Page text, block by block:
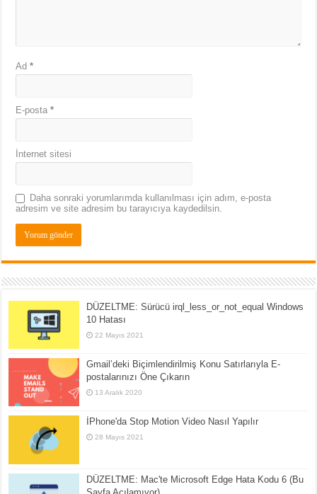
Ad*
E-posta*
İnternet sitesi
Daha sonraki yorumlarımda kullanılması için adım, e-posta
adresim ve site adresim bu tarayıcıya kaydedilsin.
DÜZELTME: Sürücü irql_less_or_not_equal Windows
10 Hatası
22 Mayıs 2021
Gmail’deki Biçimlendirilmiş Konu Satırlarıyla E-
postalarınızı Öne Çıkarın
13 Aralık 2020
İPhone'da Stop Motion Video Nasıl Yapılır
28 Mayıs 2021
DÜZELTME: Mac'te Microsoft Edge Hata Kodu 6 (Bu